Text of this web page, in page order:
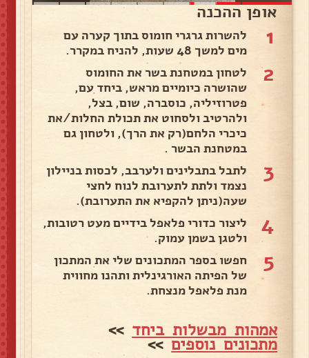
אופן ההכנה
1
להשרות גרגרי חומוס בתוך קערה עם
מים למשך 48 שעות, להניח במקרר.
2
לטחון במטחנת בשר את החומוס
שהושרה כיומיים מראש, ביחד עם,
פטרוזיליה, כוסברה, שום, בצל,
ולהרטיב ולסחוט את תכולת החלות/את
כיכרי הלחם(רק את הרך), ולטחון גם
במטחנת הבשר .
3
לתבל בתבלינים ולערבב, לכסות בניילון
נצמד ולתת לתערובת לנוח לחצי
שעה(ניתן להקפיא את התערובת).
4
ליצור כדורי פלאפל בידיים מעט רטובות,
ולטגן בשמן עמוק.
5
חפשו בספר המתכונים שלי את המתכון
של הפיתה האורגינלית ותהנו מחווית
מנת פלאפל מנצחת.
אמהות מבשלות ביחד >>
מתכונים נוספים>>